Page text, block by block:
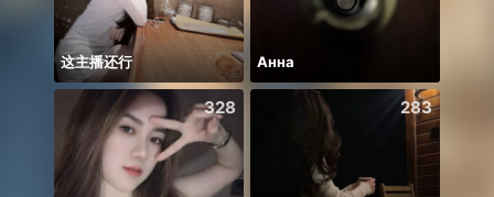
这主播还行 Анна
328 283